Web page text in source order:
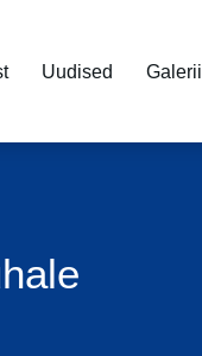
Uudised Galerii